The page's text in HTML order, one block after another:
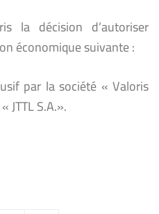
la décision d’autoriser
économique suivante :
par la société « Valoris
JTTL S.A.».